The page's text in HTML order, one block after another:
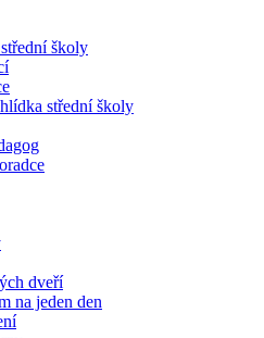
školy
střední školy
dveří
na jeden den